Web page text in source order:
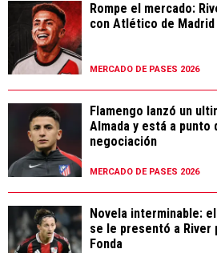
Rompe el mercado:
con Atlético de
MERCADO DE PASES 2026
Flamengo lanzó un
Almada y está a punto
negociación
MERCADO DE PASES 2026
Novela interminable:
se le presentó a River
Fonda